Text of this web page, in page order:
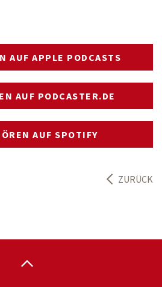
AUF APPLE PODCASTS
AUF PODCASTER.DE
AUF SPOTIFY
ZURÜCK